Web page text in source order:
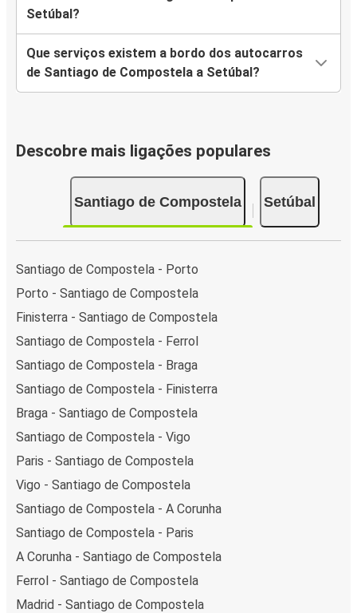
Setúbal?
Que serviços existem a bordo dos autocarros
de Santiago de Compostela a Setúbal?
Descobre mais ligações populares
Santiago de Compostela Setúbal
Santiago de Compostela - Porto
Porto - Santiago de Compostela
Finisterra - Santiago de Compostela
Santiago de Compostela - Ferrol
Santiago de Compostela - Braga
Santiago de Compostela - Finisterra
Braga - Santiago de Compostela
Santiago de Compostela - Vigo
Paris - Santiago de Compostela
Vigo - Santiago de Compostela
Santiago de Compostela - A Corunha
Santiago de Compostela - Paris
A Corunha - Santiago de Compostela
Ferrol - Santiago de Compostela
Madrid - Santiago de Compostela